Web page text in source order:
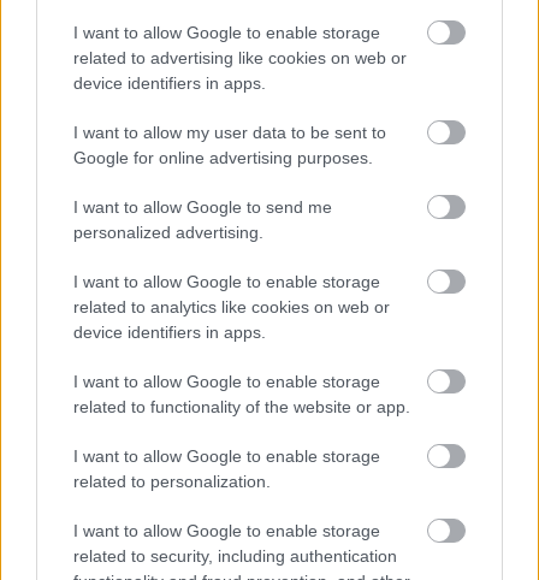
I want to allow Google to enable storage
related to advertising like cookies on web or
device identifiers in apps.
I want to allow my user data to be sent to
Google for online advertising purposes.
I want to allow Google to send me
personalized advertising.
I want to allow Google to enable storage
related to analytics like cookies on web or
device identifiers in apps.
I want to allow Google to enable storage
related to functionality of the website or app.
I want to allow Google to enable storage
related to personalization.
I want to allow Google to enable storage
related to security, including authentication
Oszd meg ezt a posztot:
WhatsappRedditShare
ELŐZŐ POSZT
A 11 éves meghal egy online trend miatt
KÖVETKEZŐ POSZT
2025 -ben szerencse kopogtat az ajtódon.